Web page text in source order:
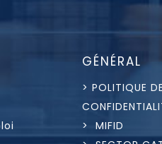
GÉNÉRAL
> POLITIQUE DE
> MIFID